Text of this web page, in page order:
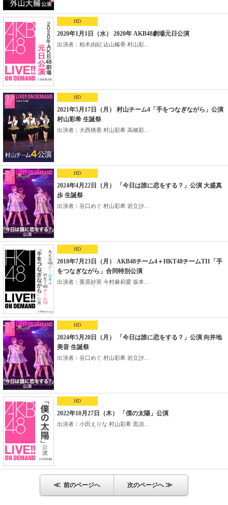
HD
2020年1月1日（水） 2020年 AKB48劇場元日公演
出演者：柏木由紀 込山榛香 村山彩...
HD
2021年5月17日（月） 村山チーム4「手をつなぎながら」公演
村山彩希 生誕祭
出演者：大西桃香 村山彩希 高橋彩...
HD
2024年4月22日（月） 「今日は誰に恋をする？」公演 大盛真
歩 生誕祭
出演者：谷口めぐ 村山彩希 岩立沙...
HD
2018年7月23日（月） AKB48チーム4＋HKT48チームTII「手
をつなぎながら」合同特別公演
出演者：栗原紗英 今村麻莉愛 坂本...
HD
2024年5月20日（月） 「今日は誰に恋をする？」公演 向井地
美音 生誕祭
出演者：谷口めぐ 村山彩希 岩立沙...
HD
2022年10月27日（木） 「僕の太陽」公演
出演者：小田えりな 村山彩希 黒須...
≪ 前のページへ 次のページへ≫